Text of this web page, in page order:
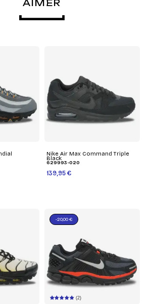
AIMER
Nike Air Max Command Triple
Black
629993-020
139,95 €
(2)
-20,00 €